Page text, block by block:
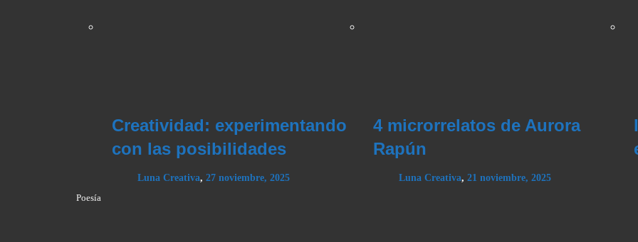
Creatividad: experimentando
con las posibilidades
Luna Creativa, 27 noviembre, 2025
4 microrrelatos de Aurora
Rapún
Luna Creativa, 21 noviembre, 2025
Poesía